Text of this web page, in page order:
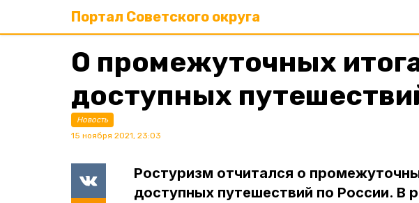
Портал Советского округа
О промежуточных
доступных
Новость
15 ноября 2021, 23:03
Ростуризм отчитался о
доступных путешествий по России. В